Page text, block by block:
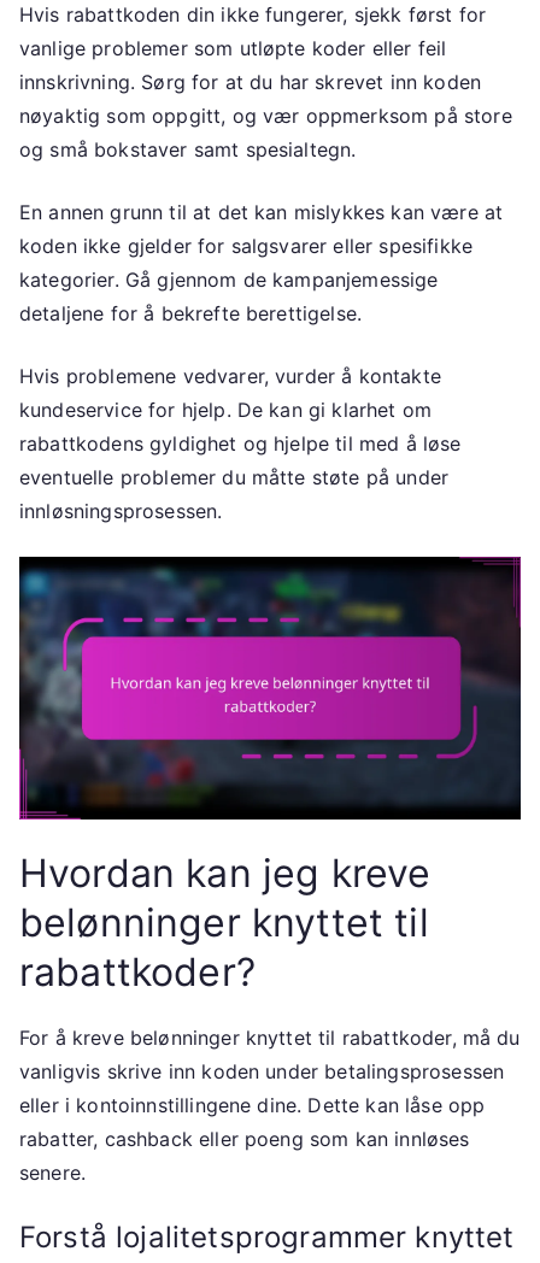
Hvis rabattkoden din ikke fungerer, sjekk først for
vanlige problemer som utløpte koder eller feil
innskrivning. Sørg for at du har skrevet inn koden
nøyaktig som oppgitt, og vær oppmerksom på store
og små bokstaver samt spesialtegn.
En annen grunn til at det kan mislykkes kan være at
koden ikke gjelder for salgsvarer eller spesifikke
kategorier. Gå gjennom de kampanjemessige
detaljene for å bekrefte berettigelse.
Hvis problemene vedvarer, vurder å kontakte
kundeservice for hjelp. De kan gi klarhet om
rabattkodens gyldighet og hjelpe til med å løse
eventuelle problemer du måtte støte på under
innløsningsprosessen.
Hvordan kan jeg kreve
belønninger knyttet til
rabattkoder?
For å kreve belønninger knyttet til rabattkoder, må du
vanligvis skrive inn koden under betalingsprosessen
eller i kontoinnstillingene dine. Dette kan låse opp
rabatter, cashback eller poeng som kan innløses
senere.
Forstå lojalitetsprogrammer knyttet